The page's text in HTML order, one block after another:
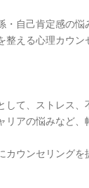
・自己肯定感の
整える心理カウン
して、ストレス
リアの悩みなど、
カウンセリング